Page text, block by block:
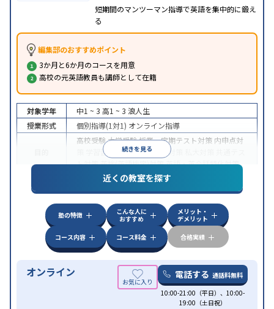
短期間のマンツーマン指導で英語を集中的に鍛え
る
編集部のおすすめポイント
3か月と6か月のコースを用意
高校の元英語教員も講師として在籍
続きを見る
対象学年 中1 ~ 3 高1 ~ 3 浪人生
授業形式
個別指導(1対1) オンライン指導
高校受験大学受験授業・定期テスト対策 内申点対
学習習慣の定着国公立大対策
ト対策英検(英語検定)対策英語・英会話特化対策
特徴
中高一貫校生に対応授業の振替可能
学習にPC・タブレットを利用オンライン対応1
科目から受講可能
近くの教室を探す
塾の特徴
こんな人に
おすすめ
メリット・
デメリット
コース内容
コース料金 合格実績
オンライン 電話する 通話料無料
10:00-21:00（平日）、10:00-
19:00（土日祝）